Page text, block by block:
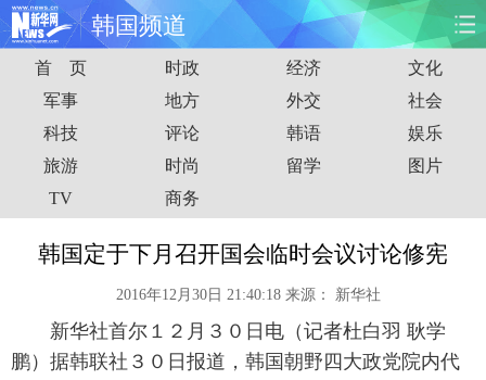
韩国频道
首页 时政 国际 财经
娱乐 体育 人事 教育
时尚 思客
港澳 台湾 华人 汽车
能源 房产
图片 视频 彩票 食品
首 页 时政 经济
文化
军事
地方 外交
社会
科技
评论 韩语
娱乐
旅游
时尚 留学
图片
TV
商务
韩国定于下月召开国会临时会议讨论修宪
2016年12月30日 21:40:18 来源： 新华社
新华社首尔１２月３０日电（记者杜白羽 耿学
鹏）据韩联社３０日报道，韩国朝野四大政党院内代